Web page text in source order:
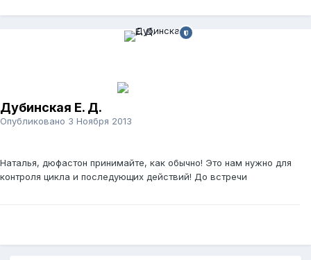
Дубинская Е. Д.
Опубликовано 3 Ноября 2013
Наталья, дюфастон принимайте, как обычно! Это нам нужно для
контроля цикла и последующих действий! До встречи